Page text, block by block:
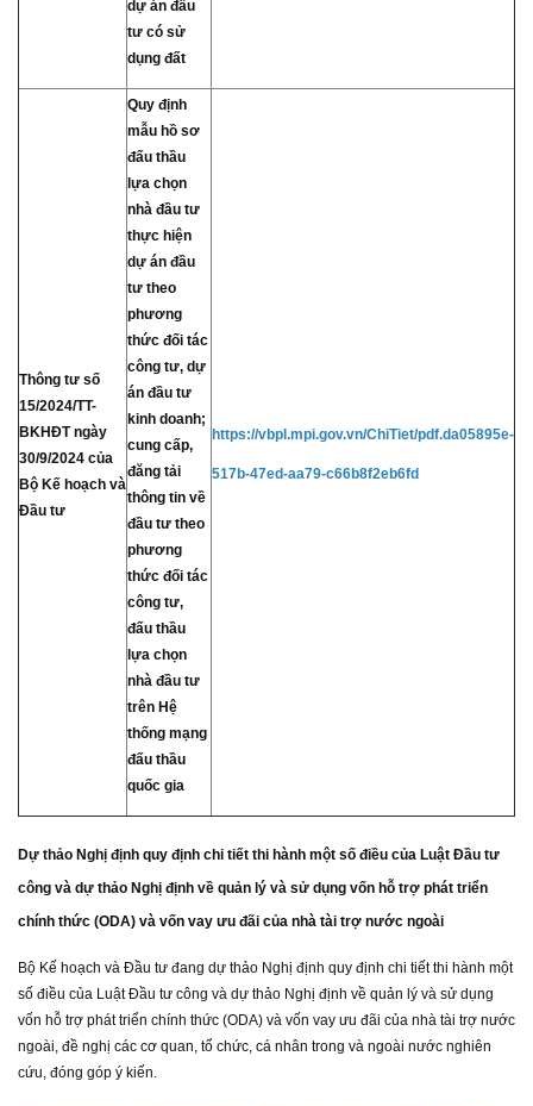
dự án đầu
tư có sử
dụng đất
Thông tư số
15/2024/TT-
BKHĐT ngày
30/9/2024 của
Bộ Kế hoạch và
Đầu tư
Quy định
mẫu hồ sơ
đấu thầu
lựa chọn
nhà đầu tư
thực hiện
dự án đầu
tư theo
phương
thức đối tác
công tư, dự
án đầu tư
kinh doanh;
cung cấp,
đăng tải
thông tin về
đầu tư theo
phương
thức đối tác
công tư,
đấu thầu
lựa chọn
nhà đầu tư
trên Hệ
thống mạng
đấu thầu
quốc gia
https://vbpl.mpi.gov.vn/ChiTiet/pdf.da05895e-
517b-47ed-aa79-c66b8f2eb6fd
Dự thảo Nghị định quy định chi tiết thi hành một số điều của Luật Đầu tư
công và dự thảo Nghị định về quản lý và sử dụng vốn hỗ trợ phát triển
chính thức (ODA) và vốn vay ưu đãi của nhà tài trợ nước ngoài
Bộ Kế hoạch và Đầu tư đang dự thảo Nghị định quy định chi tiết thi hành một
số điều của Luật Đầu tư công và dự thảo Nghị định về quản lý và sử dụng
vốn hỗ trợ phát triển chính thức (ODA) và vốn vay ưu đãi của nhà tài trợ nước
ngoài, đề nghị các cơ quan, tổ chức, cá nhân trong và ngoài nước nghiên
cứu, đóng góp ý kiến.